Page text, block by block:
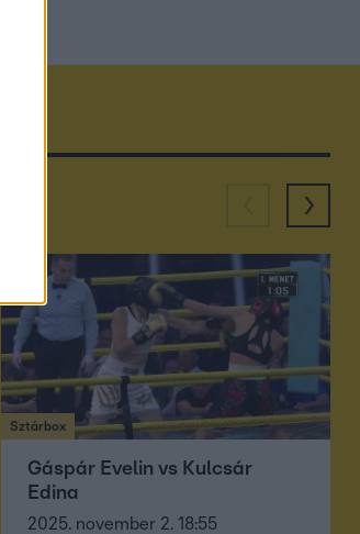
Sztárbox
Gáspár Evelin vs Kulcsár
Edina
2025. november 2. 18:55